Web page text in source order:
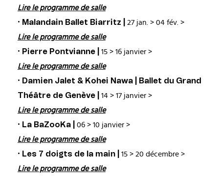
Lire le programme de salle
· Malandain Ballet Biarritz |
27 jan. > 04 fév. >
Lire le programme de salle
· Pierre Pontvianne |
15 > 16 janvier >
Lire le programme de salle
· Damien Jalet & Kohei Nawa | Ballet du Grand
Théâtre de Genève |
14 > 17 janvier >
Lire le programme de salle
· La BaZooKa |
06 > 10 janvier >
Lire le programme de salle
· Les 7 doigts de la main |
15 > 20 décembre >
Lire le programme de salle